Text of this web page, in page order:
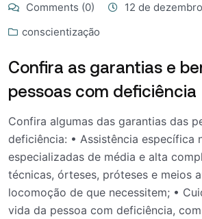
Comments (0)
12 de
conscientização
Confira as garantias e
pessoas com deficiência
Confira algumas das garantias das
deficiência: • Assistência específica
especializadas de média e alta
técnicas, órteses, próteses e meios
locomoção de que necessitem; •
vida da pessoa com deficiência,